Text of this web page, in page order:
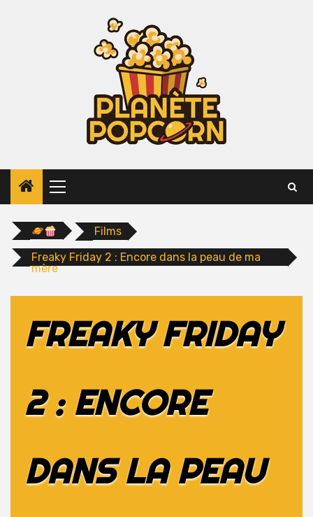
Primary
Menu
Films
Freaky Friday 2 : Encore dans la peau de ma
mère
FREAKY FRIDAY
2 : ENCORE
DANS LA PEAU